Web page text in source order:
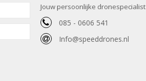
Jouw persoonlijke dronespecialist
085 - 0606 541
Info@speeddrones.nl